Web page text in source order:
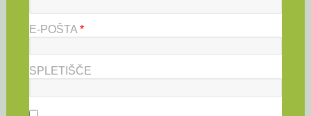
E-POŠTA *
SPLETIŠČE